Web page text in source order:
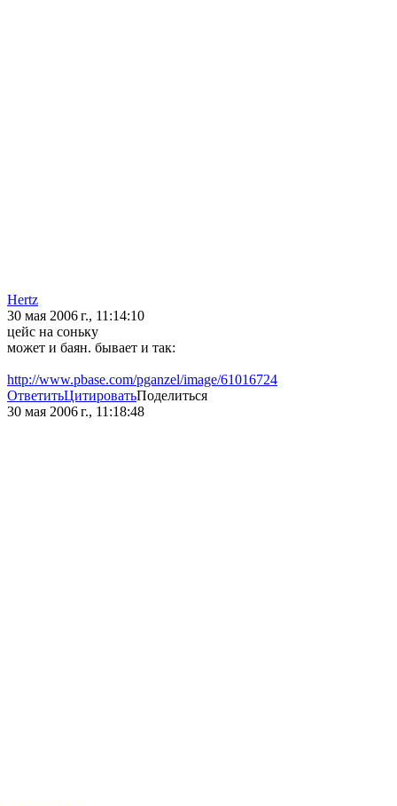
Hertz
30 мая 2006 г., 11:14:10
цейс на соньку
может и баян. бывает и так:
http://www.pbase.com/pganzel/image/61016724
ОтветитьЦитироватьПоделиться
30 мая 2006 г., 11:18:48